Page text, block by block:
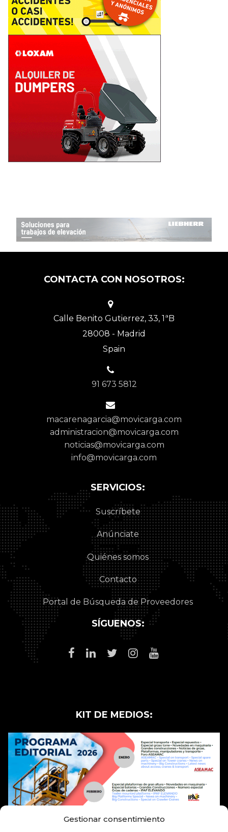
Gestionar consentimiento
CONTACTA CON NOSOTROS:
Calle Benito Gutierrez, 33, 1ªB
28008 - Madrid
Spain
91 673 5812
macarenagarcia@movicarga.com
administracion@movicarga.com
noticias@movicarga.com
info@movicarga.com
SERVICIOS:
Suscríbete
Anúnciate
Quiénes somos
Contacto
Portal de Búsqueda de Proveedores
SÍGUENOS:
KIT DE MEDIOS: